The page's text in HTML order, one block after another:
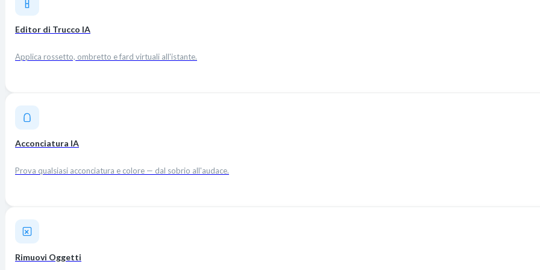
Editor di Trucco IA
Applica rossetto, ombretto e fard virtuali all'istante.
Acconciatura IA
Prova qualsiasi acconciatura e colore — dal sobrio all'audace.
Rimuovi Oggetti